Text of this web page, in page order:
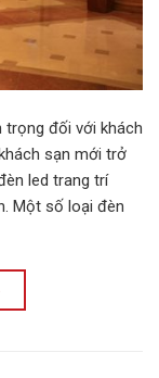
trọng đối với khách
sạn mới trở
led trang trí
Một số loại đèn